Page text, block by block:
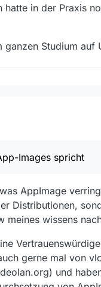
in der Praxis
Studium auf
aber mit dem
Punkt, auf der anderen
von irgendwem)
ganzen Studium auf
Images spricht
AppImage
Distributionen,
meines wissens
gerne mal von
und